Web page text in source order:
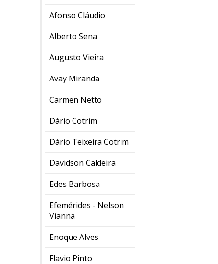
Afonso Cláudio
Alberto Sena
Augusto Vieira
Avay Miranda
Carmen Netto
Dário Cotrim
Dário Teixeira Cotrim
Davidson Caldeira
Edes Barbosa
Efemérides - Nelson
Vianna
Enoque Alves
Flavio Pinto